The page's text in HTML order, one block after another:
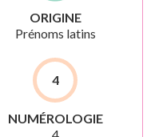
ORIGINE
Prénoms latins
4
NUMÉROLOGIE